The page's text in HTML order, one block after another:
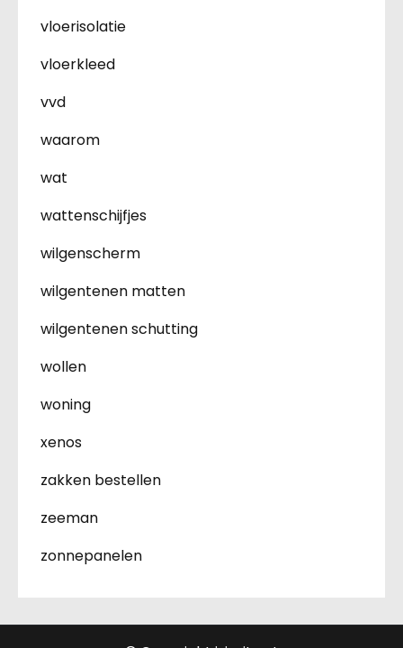
vloerisolatie
vloerkleed
vvd
waarom
wat
wattenschijfjes
wilgenscherm
wilgentenen matten
wilgentenen schutting
wollen
woning
xenos
zakken bestellen
zeeman
zonnepanelen